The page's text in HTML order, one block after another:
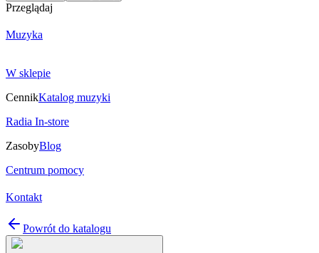
Przeglądaj
Muzyka
W sklepie
CennikKatalog muzyki
Radia In-store
ZasobyBlog
Centrum pomocy
Kontakt
Powrót do katalogu